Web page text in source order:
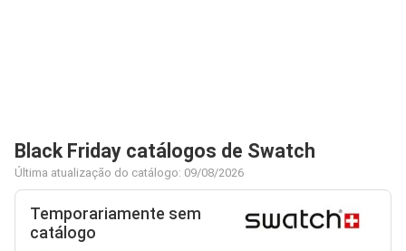
Black Friday catálogos de Swatch
Última atualização do catálogo: 09/08/2026
Temporariamente sem
catálogo